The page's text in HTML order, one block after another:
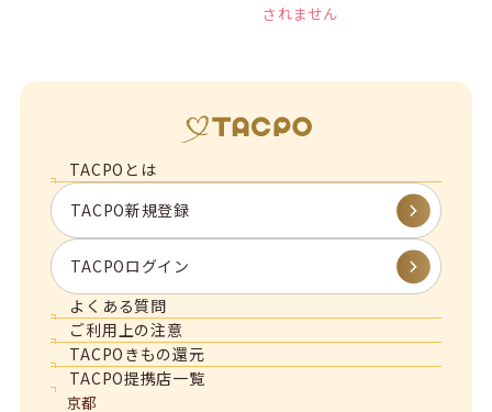
されません
TACPOとは
TACPO新規登録
TACPOログイン
よくある質問
ご利用上の注意
TACPOきもの還元
TACPO提携店一覧
京都